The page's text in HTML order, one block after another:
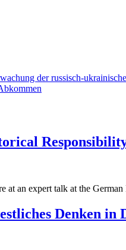
der russisch-
at an expert talk at the
Denken in